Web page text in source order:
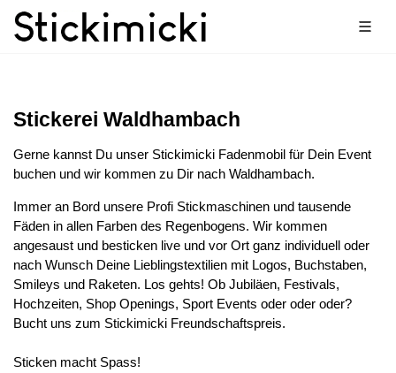
Stickerei Waldhambach
Gerne kannst Du unser Stickimicki Fadenmobil für Dein Event
buchen und wir kommen zu Dir nach Waldhambach.
Immer an Bord unsere Profi Stickmaschinen und tausende
Fäden in allen Farben des Regenbogens. Wir kommen
angesaust und besticken live und vor Ort ganz individuell oder
nach Wunsch Deine Lieblingstextilien mit Logos, Buchstaben,
Smileys und Raketen. Los gehts! Ob Jubiläen, Festivals,
Hochzeiten, Shop Openings, Sport Events oder oder oder?
Bucht uns zum Stickimicki Freundschaftspreis.
Sticken macht Spass!